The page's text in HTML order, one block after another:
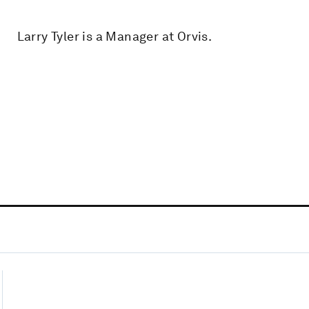
Larry Tyler is a Manager at Orvis.